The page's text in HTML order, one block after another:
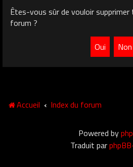
Êtes-vous sûr de vouloir supprimer
forum ?
Accueil Index du forum
Powered by
Traduit par